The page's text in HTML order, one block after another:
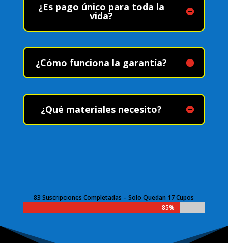
¿Es pago único para toda la
vida?
¿Cómo funciona la garantía?
¿Qué materiales necesito?
83 Suscripciones Completadas – Solo Quedan 17 Cupos
85%